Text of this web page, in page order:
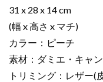
31 x 28 x 14 cm
(幅 x 高さ x マチ)
カラー：ピーチ
素材：ダミエ・キャ
トリミング：レザー(